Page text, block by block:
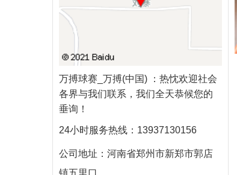
万搏球赛_万搏(中国)
：热忱欢迎社会
各界与我们联系，我们全天恭候您的
垂询！
24小时服务热线： 13937130156
公司地址： 河南省郑州市新郑市郭店
镇五里口